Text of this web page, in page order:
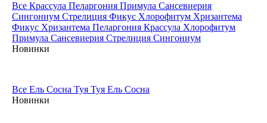
Все Крассула Пеларгония Примула Сансевиерия
Сингониум Стрелиция Фикус Хлорофитум Хризантема
Фикус Хризантема Пеларгония Крассула Хлорофитум
Примула Сансевиерия Стрелиция Сингониум
Новинки
Все Ель Сосна Туя Туя Ель Сосна
Новинки